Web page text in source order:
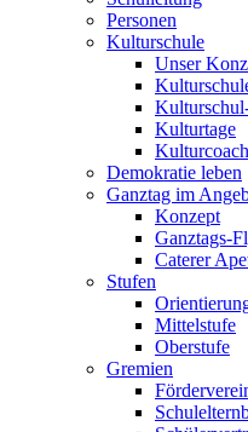
Personen
Kulturschule
Unser
Kulturtage
Demokratie leben
Ganztag im
Konzept
Ganztags-
Caterer
Stufen
Mittelstufe
Oberstufe
Gremien